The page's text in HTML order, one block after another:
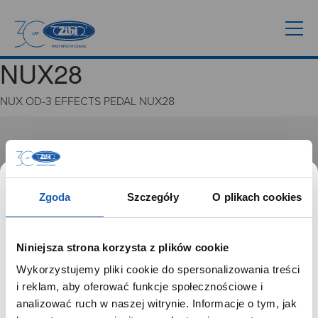
Zgoda Szczegóły O plikach cookies
Niniejsza strona korzysta z plików cookie
Wykorzystujemy pliki cookie do spersonalizowania treści
i reklam, aby oferować funkcje społecznościowe i
analizować ruch w naszej witrynie. Informacje o tym, jak
NUX28
NUX OD-3 EFFECTS PEDAL NUX28
GRUPA ZIBI
Historia
Misja, wizja i wartości Grupy Zibi
Ważne daty
Zgoda na ciasteczka
PRODUKTY
Zegarki
SZANOWNY UŻYTKOWNIKU,
SZANOWNA UŻYTKOWNICZKO